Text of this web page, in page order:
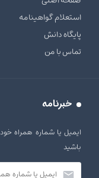
استعلام گواهینامه
پایگاه دانش
تماس با من
خبرنامه
ایمیل یا شماره همراه
باشید